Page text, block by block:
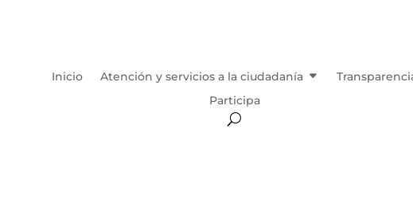
Inicio Atención y servicios a la ciudadanía
Participa